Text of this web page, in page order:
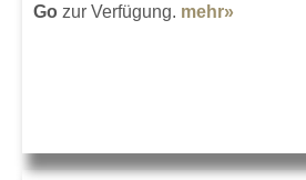
Go zur Verfügung. mehr»